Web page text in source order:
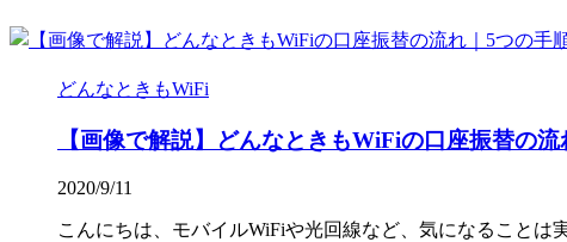
どんなときもWiFi
【画像で解説】どんなときもWiFiの口座振替の
2020/9/11
こんにちは、モバイルWiFiや光回線など、気になること